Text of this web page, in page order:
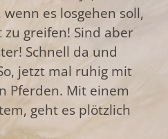
es losgehen soll,
greifen! Sind aber
Schnell da und
jetzt mal ruhig mit
Pferden. Mit einem
geht es plötzlich